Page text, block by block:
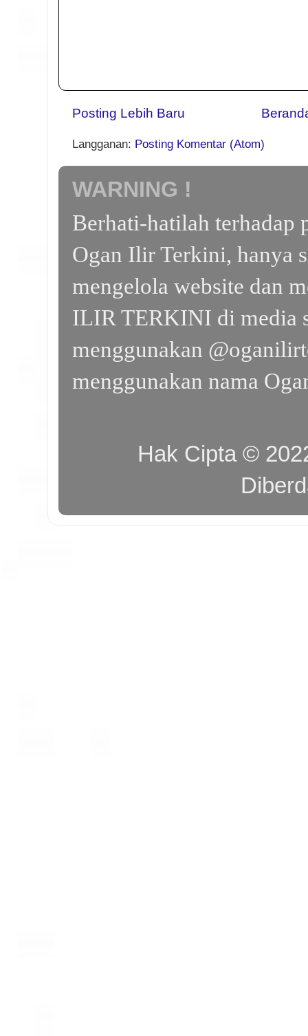
Posting Lebih Baru
Langganan: Posting Komentar (Atom)
WARNING !
Berhati-hatilah terhadap
Ogan Ilir Terkini, hanya
mengelola website dan
ILIR TERKINI di media
menggunakan
menggunakan nama
Hak Cipta ©